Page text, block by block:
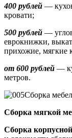
400 рублей —
кровати;
500 рублей —
еврокнижки,
прихожие, мягкие
от 600 рублей —
метров.
Сборка
Сборка мягкой
Сборка